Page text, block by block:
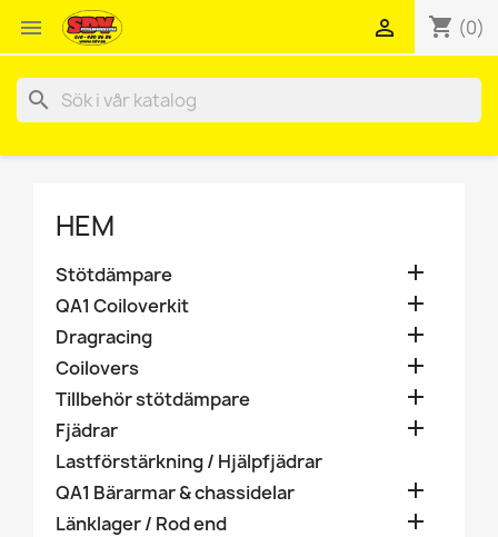
 shopping_cart (0)

search
HEM
Stötdämpare 
QA1 Coiloverkit 
Dragracing 
Coilovers 
Tillbehör stötdämpare 
Fjädrar 
Lastförstärkning / Hjälpfjädrar
QA1 Bärarmar & chassidelar

Länklager / Rod end 